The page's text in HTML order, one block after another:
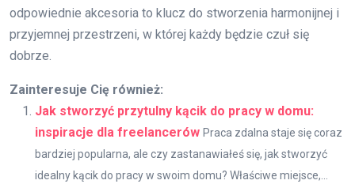
odpowiednie akcesoria to klucz do stworzenia harmonijnej i
przyjemnej przestrzeni, w której każdy będzie czuł się
dobrze.
Zainteresuje Cię również:
Jak stworzyć przytulny kącik do pracy w domu:
inspiracje dla freelancerów Praca zdalna staje się coraz
bardziej popularna, ale czy zastanawiałeś się, jak stworzyć
idealny kącik do pracy w swoim domu? Właściwe miejsce,...